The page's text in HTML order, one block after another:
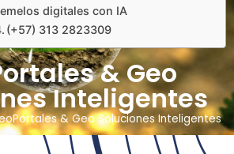
digitales con IA
(+57) 313 2823309
& Geo
Inteligentes
& Geo Soluciones Inteligentes